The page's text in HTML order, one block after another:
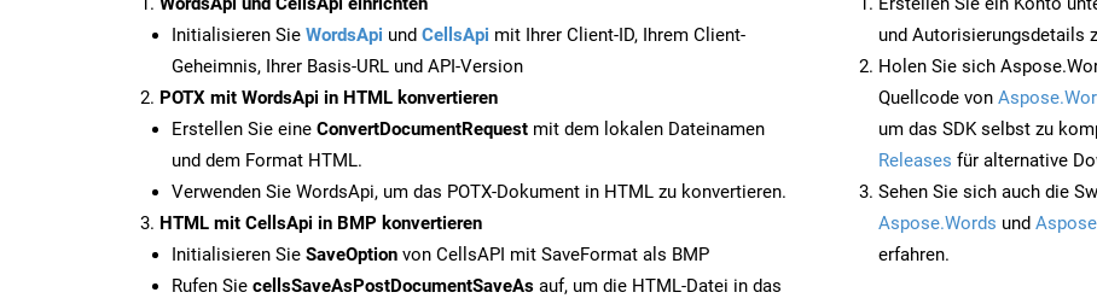
Initialisieren Sie WordsApi und CellsApi mit Ihrer Client-ID, Ihrem Client-
Geheimnis, Ihrer Basis-URL und API-Version
POTX mit WordsApi in HTML konvertieren
Erstellen Sie eine ConvertDocumentRequest mit dem lokalen Dateinamen
und dem Format HTML.
Verwenden Sie WordsApi, um das POTX-Dokument in HTML zu konvertieren.
HTML mit CellsApi in BMP konvertieren
Initialisieren Sie SaveOption von CellsAPI mit SaveFormat als BMP
Rufen Sie cellsSaveAsPostDocumentSaveAs auf, um die HTML-Datei in das
und Autorisierungsdetails
Holen Sie sich
Quellcode von
um das SDK selbst zu
Releases für alternative
Sehen Sie sich auch die
Aspose.Words und
erfahren.